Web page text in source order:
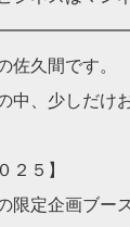
佐久間です。
中、少しだけ
２５】
限定企画ブー